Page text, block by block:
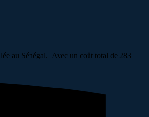
au Sénégal. Avec un coût total de 283